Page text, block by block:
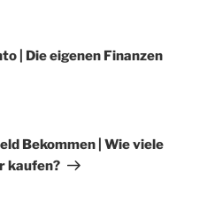
| Die eigenen Finanzen
Bekommen | Wie viele
kaufen?